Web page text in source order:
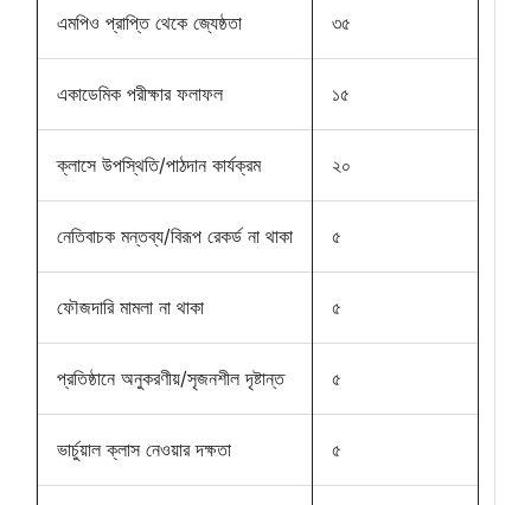
এমপিও প্রাপ্তি থেকে জ্যেষ্ঠতা ৩৫
একাডেমিক পরীক্ষার ফলাফল ১৫
ক্লাসে উপস্থিতি/পাঠদান কার্যক্রম ২০
নেতিবাচক মন্তব্য/বিরূপ রেকর্ড না থাকা ৫
ফৌজদারি মামলা না থাকা ৫
প্রতিষ্ঠানে অনুকরণীয়/সৃজনশীল দৃষ্টান্ত ৫
ভার্চুয়াল ক্লাস নেওয়ার দক্ষতা ৫